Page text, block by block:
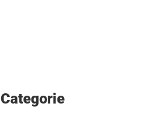
Categorie